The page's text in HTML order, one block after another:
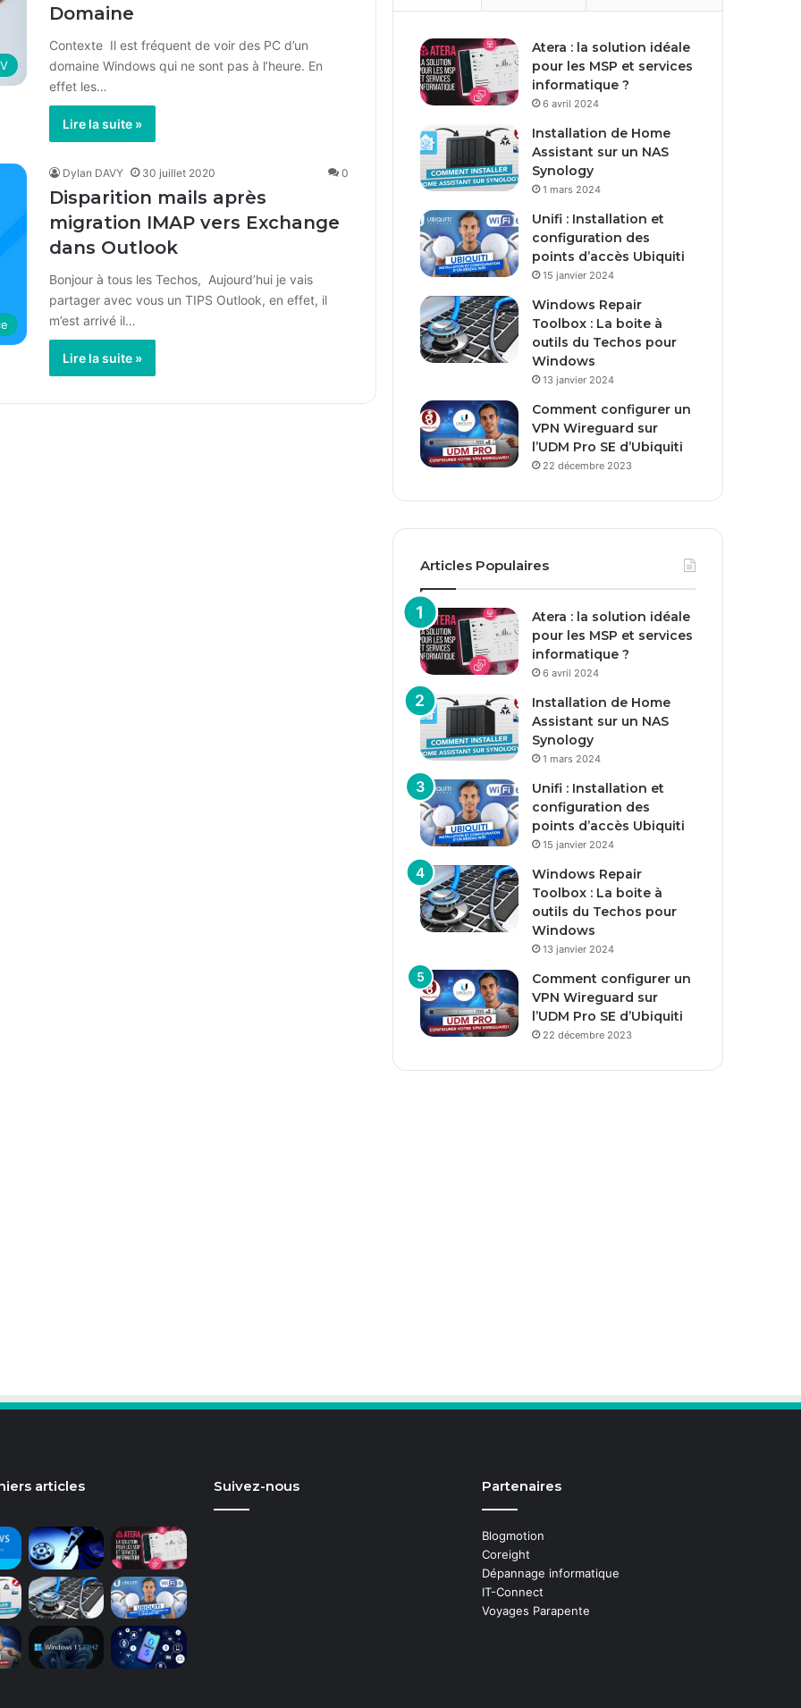
Domaine
Contexte Il est fréquent de voir des PC d’un
domaine Windows qui ne sont pas à l’heure. En
effet les…
Lire la suite »
Dylan DAVY 30 juillet 2020 0
Disparition mails après
migration IMAP vers Exchange
dans Outlook
Bonjour à tous les Techos, Aujourd’hui je vais
partager avec vous un TIPS Outlook, en effet, il
m’est arrivé il…
Lire la suite »
e
d
r
e
s
e
m
i
l
Atera : la solution idéale
pour les MSP et services
informatique ?
6 avril 2024
Installation de Home
Assistant sur un NAS
Synology
1 mars 2024
Unifi : Installation et
configuration des
points d’accès Ubiquiti
15 janvier 2024
Windows Repair
Toolbox : La boite à
outils du Techos pour
Windows
13 janvier 2024
Comment configurer un
VPN Wireguard sur
l’UDM Pro SE d’Ubiquiti
22 décembre 2023
Articles Populaires
Atera : la solution idéale
pour les MSP et services
informatique ?
6 avril 2024
Installation de Home
Assistant sur un NAS
Synology
1 mars 2024
Unifi : Installation et
configuration des
points d’accès Ubiquiti
15 janvier 2024
Windows Repair
Toolbox : La boite à
outils du Techos pour
Windows
13 janvier 2024
Comment configurer un
VPN Wireguard sur
l’UDM Pro SE d’Ubiquiti
22 décembre 2023
articles Suivez-nous Partenaires
Blogmotion
Coreight
Dépannage informatique
IT-Connect
Voyages Parapente